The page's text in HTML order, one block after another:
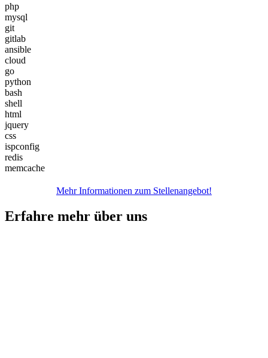
php
mysql
git
gitlab
ansible
cloud
go
python
bash
shell
html
jquery
css
ispconfig
redis
memcache
Mehr Informationen zum Stellenangebot!
Erfahre mehr über uns